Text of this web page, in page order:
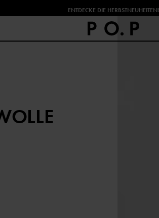
ENTDECKE DIE HERBSTNEUHEITEN!